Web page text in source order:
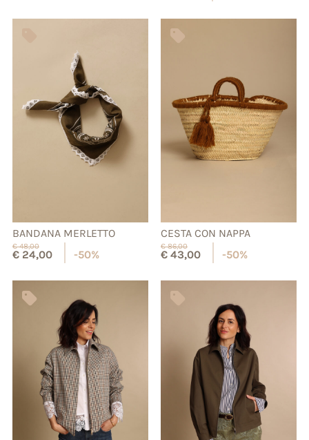
BANDANA MERLETTO
€48,00
€24,00 -50%
CESTA CON NAPPA
€86,00
€43,00 -50%